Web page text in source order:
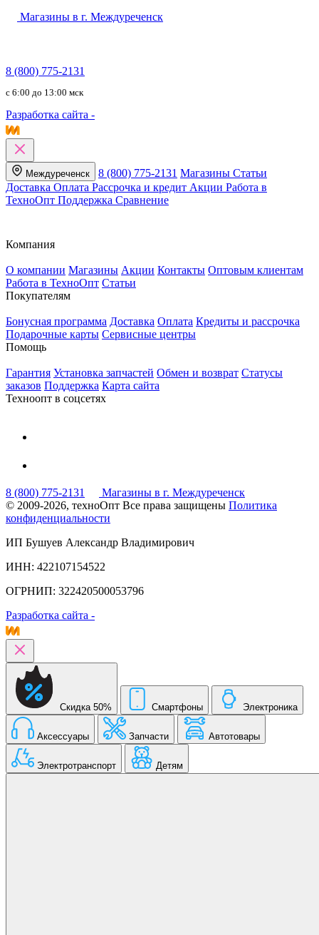
Магазины в г. Междуреченск
8 (800) 775-2131
c 6:00 до 13:00 мск
Разработка сайта -
Междуреченск 8 (800) 775-2131 Магазины Статьи
Доставка Оплата Рассрочка и кредит Акции Работа в
ТехноОпт Поддержка Сравнение
Компания
О компании Магазины Акции Контакты Оптовым клиентам
Работа в ТехноОпт Статьи
Покупателям
Бонусная программа Доставка Оплата Кредиты и рассрочка
Подарочные карты Сервисные центры
Помощь
Гарантия Установка запчастей Обмен и возврат Статусы
заказов Поддержка Карта сайта
Техноопт в соцсетях
8 (800) 775-2131
Магазины в г. Междуреченск
© 2009-2026, техноОпт Все права защищены Политика
конфиденциальности
ИП Бушуев Александр Владимирович
ИНН: 422107154522
ОГРНИП: 322420500053796
Разработка сайта -
Скидка 50% Смартфоны Электроника
Аксессуары Запчасти Автотовары
Электротранспорт Детям